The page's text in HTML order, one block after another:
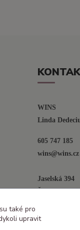
WINS
Linda
605 747 185
Jaselská 394
Šenov u N.
také pro
upravit